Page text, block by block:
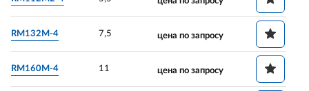
RM132M-4 7,5 цена по запросу
RM160M-4 11 цена по запросу